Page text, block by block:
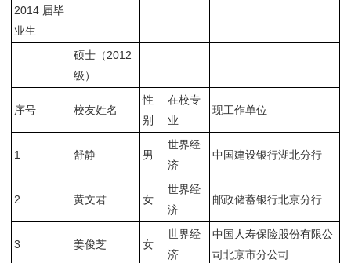
2014 届毕
业生
硕士（2012
级）
序号 校友姓名
性
别
在校专
业
现工作单位
1 舒静 男
世界经
济
中国建设银行湖北分行
2 黄文君 女
世界经
济
邮政储蓄银行北京分行
3 姜俊芝 女
世界经
济
中国人寿保险股份有限公
司北京市分公司